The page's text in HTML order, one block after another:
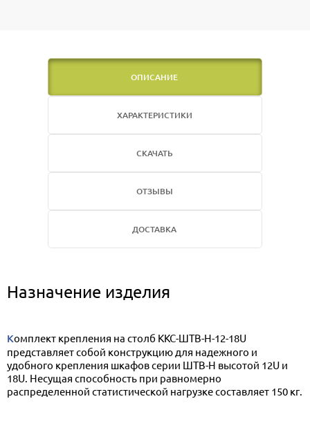
ОПИСАНИЕ
ХАРАКТЕРИСТИКИ
СКАЧАТЬ
ОТЗЫВЫ
ДОСТАВКА
Назначение изделия
Комплект крепления на столб ККС-ШТВ-Н-12-18U
представляет собой конструкцию для надежного и
удобного крепления шкафов серии ШТВ-Н высотой 12U и
18U. Несущая способность при равномерно
распределенной статистической нагрузке составляет 150 кг.